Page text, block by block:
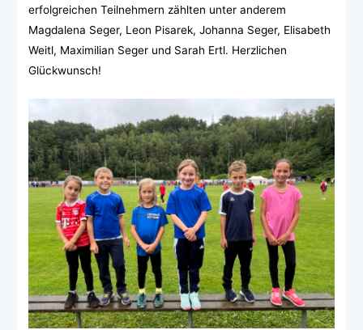
erfolgreichen Teilnehmern zählten unter anderem
Magdalena Seger, Leon Pisarek, Johanna Seger, Elisabeth
Weitl, Maximilian Seger und Sarah Ertl. Herzlichen
Glückwunsch!